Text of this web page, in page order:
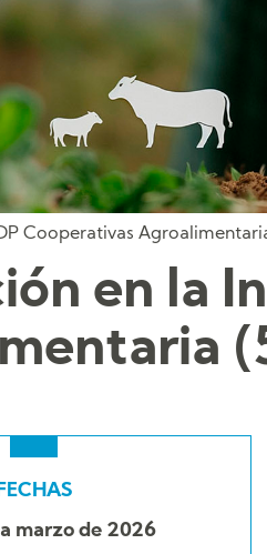
Cooperativas
en la
marzo de 2026